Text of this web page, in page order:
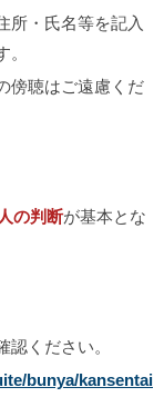
所・氏名等を記入
傍聴はご遠慮くだ
の判断が基本とな
ください。
bunya/kansentai